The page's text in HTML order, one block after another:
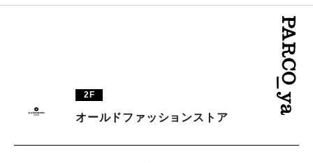
TAX FREE
日本語
2F
オールドファッションストア